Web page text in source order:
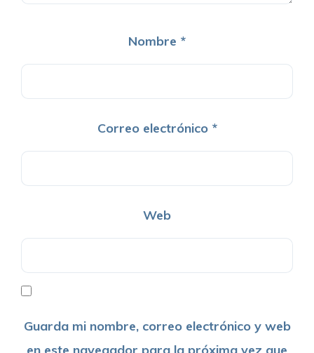
Nombre *
Correo electrónico *
Web
Guarda mi nombre, correo electrónico y web
en este navegador para la próxima vez que